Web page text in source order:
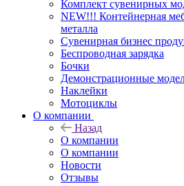
Комплект сувенирных
NEW!!! Контейнерная
металла
Сувенирная бизнес
Беспроводная зарядка
Бочки
Демонстрационные
Наклейки
Мотоциклы
О компании
Назад
О компании
О компании
Новости
Отзывы